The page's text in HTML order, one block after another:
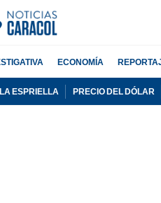
ECONOMÍA
ESPRIELLA PRECIO DEL DÓLAR